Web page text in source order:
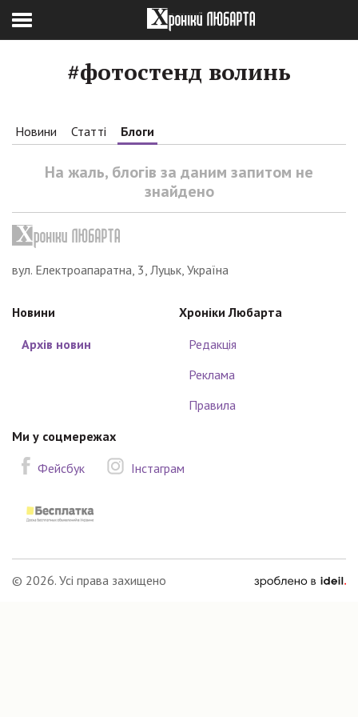
#фотостенд волинь
Новини Статті Блоги
На жаль, блогів за даним запитом не
знайдено
вул. Електроапаратна, 3, Луцьк, Україна
Новини
Архів новин
Хроніки Любарта
Редакція
Реклама
Правила
Ми у соцмережах
Фейсбук
Інстаграм
© 2026. Усі права захищено
зроблено